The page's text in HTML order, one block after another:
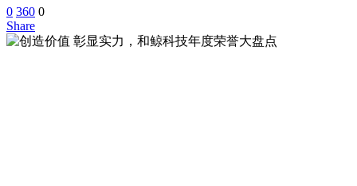
0 360 0
Share